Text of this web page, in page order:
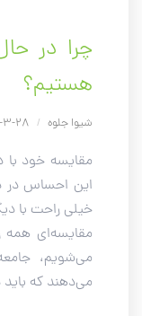
چرا در
هستیم؟
شیوا جلوه /
مقایسه خود با
این احساس در
خیلی راحت با
مقایسه‌ای همه
می‌شویم،
می‌دهند که باید